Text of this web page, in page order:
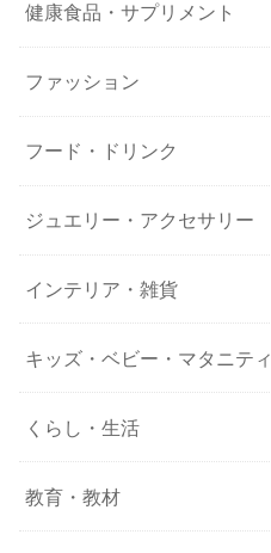
健康食品・サプリメント
ファッション
フード・ドリンク
ジュエリー・アクセサリー
インテリア・雑貨
キッズ・ベビー・マタニティ
くらし・生活
教育・教材